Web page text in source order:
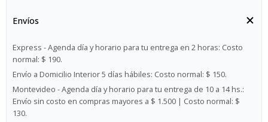
Envíos
Express - Agenda día y horario para tu entrega en 2 horas: Costo
normal: $ 190.
Envío a Domicilio Interior 5 días hábiles: Costo normal: $ 150.
Montevideo - Agenda día y horario para tu entrega de 10 a 14 hs.:
Envío sin costo en compras mayores a $ 1.500 | Costo normal: $
130.